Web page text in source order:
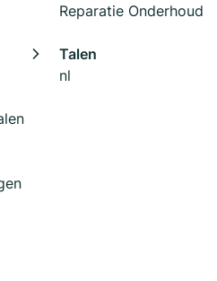
Reparatie Onderhoud
Talen
nl